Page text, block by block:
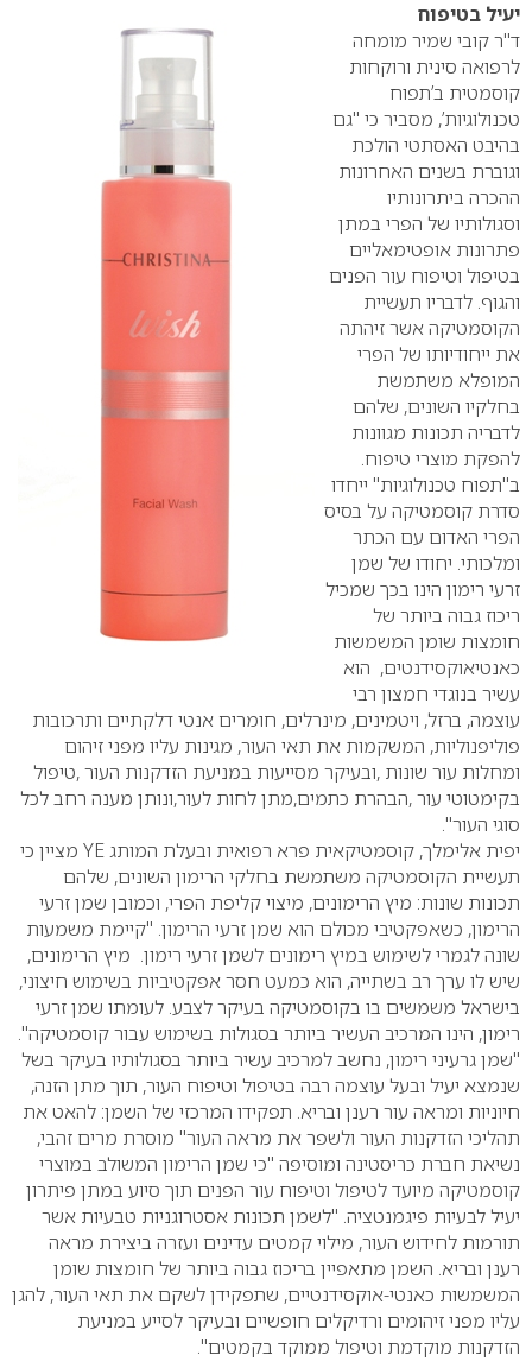
יעיל בטיפוח
ד"ר קובי שמיר מומחה
לרפואה סינית ורוקחות
קוסמטית ב’תפוח
טכנולוגיות’, מסביר כי "גם
בהיבט האסתטי הולכת
וגוברת בשנים האחרונות
ההכרה ביתרונותיו
וסגולותיו של הפרי במתן
פתרונות אופטימאליים
בטיפול וטיפוח עור הפנים
והגוף. לדבריו תעשיית
הקוסמטיקה אשר זיהתה
את ייחודיותו של הפרי
המופלא משתמשת
בחלקיו השונים, שלהם
לדבריה תכונות מגוונות
להפקת מוצרי טיפוח.
ב"תפוח טכנולוגיות" ייחדו
סדרת קוסמטיקה על בסיס
הפרי האדום עם הכתר
ומלכותי. יחודו של שמן
זרעי רימון הינו בכך שמכיל
ריכוז גבוה ביותר של
חומצות שומן המשמשות
כאנטיאוקסידנטים, הוא
עשיר בנוגדי חמצון רבי
עוצמה, ברזל, ויטמינים, מינרלים, חומרים אנטי דלקתיים ותרכובות
פוליפנוליות, המשקמות את תאי העור, מגינות עליו מפני זיהום
ומחלות עור שונות ,ובעיקר מסייעות במניעת הזדקנות העור ,טיפול
בקימטוטי עור ,הבהרת כתמים,מתן לחות לעור,ונותן מענה רחב לכל
סוגי העור".
יפית אלימלך, קוסמטיקאית פרא רפואית ובעלת המותג YE מציין כי
תעשיית הקוסמטיקה משתמשת בחלקי הרימון השונים, שלהם
תכונות שונות: מיץ הרימונים, מיצוי קליפת הפרי, וכמובן שמן זרעי
הרימון, כשאפקטיבי מכולם הוא שמן זרעי הרימון. "קיימת משמעות
שונה לגמרי לשימוש במיץ רימונים לשמן זרעי רימון. מיץ הרימונים,
שיש לו ערך רב בשתייה, הוא כמעט חסר אפקטיביות בשימוש חיצוני,
בישראל משמשים בו בקוסמטיקה בעיקר לצבע. לעומתו שמן זרעי
רימון, הינו המרכיב העשיר ביותר בסגולות בשימוש עבור קוסמטיקה".
"שמן גרעיני רימון, נחשב למרכיב עשיר ביותר בסגולותיו בעיקר בשל
שנמצא יעיל ובעל עוצמה רבה בטיפול וטיפוח העור, תוך מתן הזנה,
חיוניות ומראה עור רענן ובריא. תפקידו המרכזי של השמן: להאט את
תהליכי הזדקנות העור ולשפר את מראה העור" מוסרת מרים זהבי,
נשיאת חברת כריסטינה ומוסיפה "כי שמן הרימון המשולב במוצרי
קוסמטיקה מיועד לטיפול וטיפוח עור הפנים תוך סיוע במתן פיתרון
יעיל לבעיות פיגמנטציה. "לשמן תכונות אסטרוגניות טבעיות אשר
תורמות לחידוש העור, מילוי קמטים עדינים ועזרה ביצירת מראה
רענן ובריא. השמן מתאפיין בריכוז גבוה ביותר של חומצות שומן
המשמשות כאנטי-אוקסידנטיים, שתפקידן לשקם את תאי העור, להגן
עליו מפני זיהומים ורדיקלים חופשיים ובעיקר לסייע במניעת
הזדקנות מוקדמת וטיפול ממוקד בקמטים".